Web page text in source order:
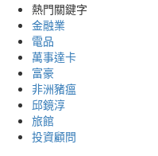
熱門關鍵字
金融業
電品
萬事達卡
富豪
非洲豬瘟
邱鏡淳
旅館
投資顧問